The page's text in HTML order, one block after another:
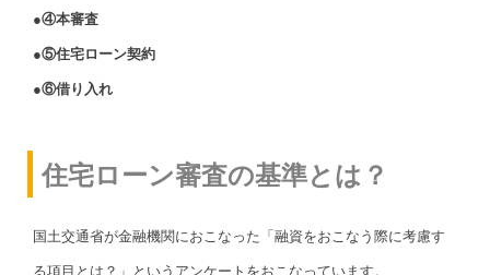
●④本審査
●⑤住宅ローン契約
●⑥借り入れ
住宅ローン審査の基準とは？
国土交通省が金融機関におこなった「融資をおこなう際に考慮す
る項目とは？」というアンケートをおこなっています。